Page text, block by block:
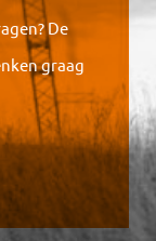
De
graag